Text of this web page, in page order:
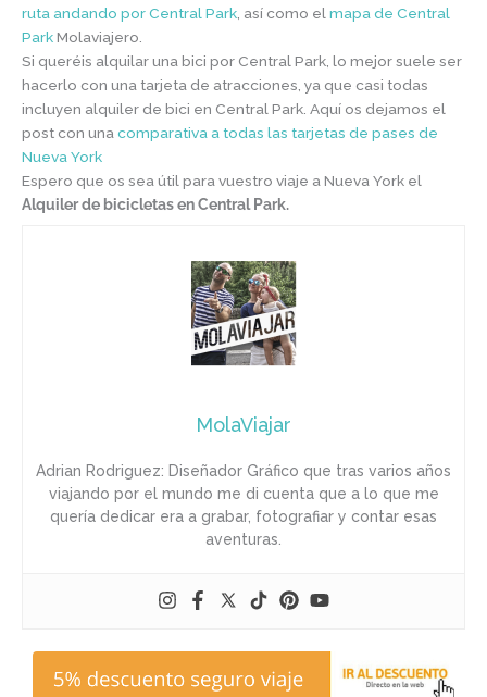
ruta andando por Central Park, así como elmapa de Central
ParkMolaviajero.
Si queréis alquilar una bici por Central Park, lo mejor suele ser
hacerlo con una tarjeta de atracciones, ya que casi todas
incluyen alquiler de bici en Central Park. Aquí os dejamos el
post con unacomparativa a todas las tarjetas de pases de
Nueva York
Espero que os sea útil para vuestro viaje a Nueva York el
Alquiler de bicicletas en Central Park.
MolaViajar
Adrian Rodriguez: Diseñador Gráfico que tras varios años
viajando por el mundo me di cuenta que a lo que me
quería dedicar era a grabar, fotografiar y contar esas
aventuras.